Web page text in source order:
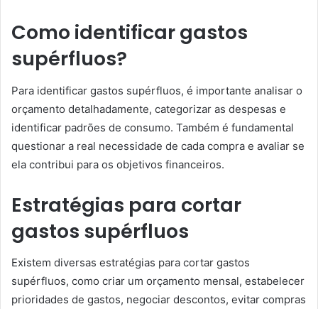
Como identificar gastos
supérfluos?
Para identificar gastos supérfluos, é importante analisar o
orçamento detalhadamente, categorizar as despesas e
identificar padrões de consumo. Também é fundamental
questionar a real necessidade de cada compra e avaliar se
ela contribui para os objetivos financeiros.
Estratégias para cortar
gastos supérfluos
Existem diversas estratégias para cortar gastos
supérfluos, como criar um orçamento mensal, estabelecer
prioridades de gastos, negociar descontos, evitar compras